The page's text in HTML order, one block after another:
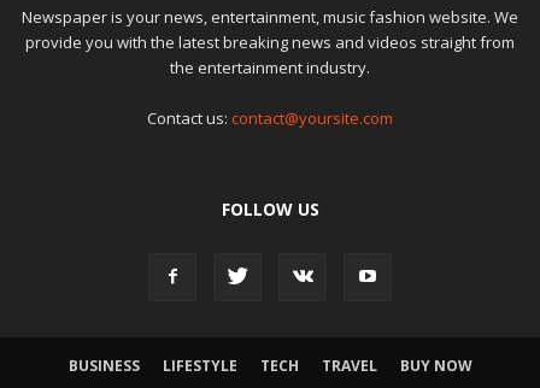
Newspaper is your news, entertainment, music fashion website. We
provide you with the latest breaking news and videos straight from
the entertainment industry.
Contact us: contact@yoursite.com
FOLLOW US
BUSINESS LIFESTYLE TECH TRAVEL BUY NOW